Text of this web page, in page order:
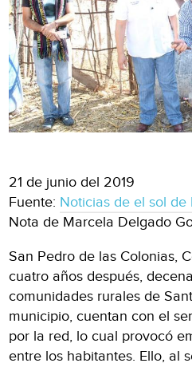
21 de junio del 2019
Fuente: Noticias de el sol de
Nota de Marcela Delgado
San Pedro de las Colonias,
cuatro años después,
comunidades rurales de
municipio, cuentan con el
por la red, lo cual provocó
entre los habitantes. Ello, al